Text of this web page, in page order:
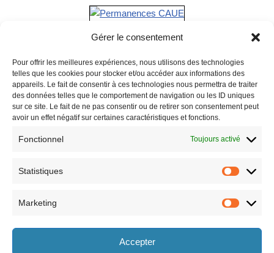
Gérer le consentement
Pour offrir les meilleures expériences, nous utilisons des technologies
telles que les cookies pour stocker et/ou accéder aux informations des
appareils. Le fait de consentir à ces technologies nous permettra de traiter
des données telles que le comportement de navigation ou les ID uniques
sur ce site. Le fait de ne pas consentir ou de retirer son consentement peut
avoir un effet négatif sur certaines caractéristiques et fonctions.
Fonctionnel Toujours activé
Statistiques
Marketing
Accepter
Horaires
le lundi 8h30-12h et 13h30-17h30,
le vendredi 8h30-12h et 13h30-17h,